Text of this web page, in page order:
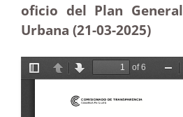
oficio del Plan
Urbana (21-03-2025)